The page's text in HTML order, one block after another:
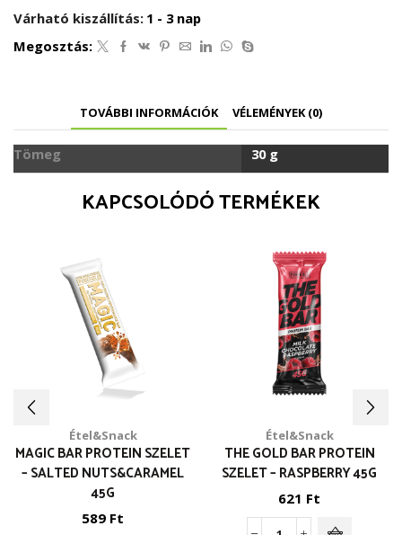
Várható kiszállítás: 1 - 3 nap
Megosztás:
TOVÁBBI INFORMÁCIÓK VÉLEMÉNYEK (0)
Tömeg 30 g
KAPCSOLÓDÓ TERMÉKEK
Étel&Snack
MAGIC BAR PROTEIN SZELET
– SALTED NUTS&CARAMEL
45G
589 Ft
Étel&Snack
THE GOLD BAR PROTEIN
SZELET – RASPBERRY 45G
621 Ft